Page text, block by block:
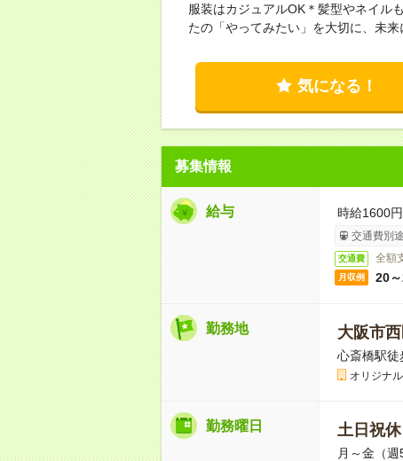
服装はカジュアルOK＊髪型やネイル
たの「やってみたい」を大切に、未来
気になる！
募集情報
給与 時給1600
交通費別
交通費 全額
月収例 20
勤務地 大阪市
心斎橋駅
オリジナ
勤務曜日 土日祝休
月～金（